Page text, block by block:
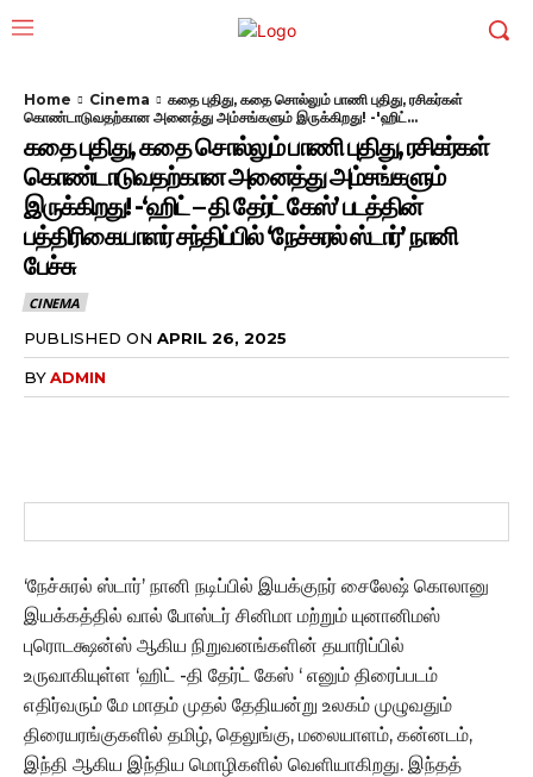
Home Cinema
கதை புதிது, கதை சொல்லும் பாணி புதிது, ரசிகர்கள்
கொண்டாடுவதற்கான அனைத்து அம்சங்களும் இருக்கிறது! -'ஹிட்...
கதை புதிது, கதை சொல்லும் பாணி புதிது, ரசிகர்கள்
கொண்டாடுவதற்கான அனைத்து அம்சங்களும்
இருக்கிறது! -‘ஹிட் – தி தேர்ட் கேஸ்’ படத்தின்
பத்திரிகையாளர் சந்திப்பில் ‘நேச்சுரல் ஸ்டார்’ நானி
பேச்சு
CINEMA
PUBLISHED ON APRIL 26, 2025
BYADMIN
‘நேச்சுரல் ஸ்டார்’ நானி நடிப்பில் இயக்குநர் சைலேஷ் கொலானு
இயக்கத்தில் வால் போஸ்டர் சினிமா மற்றும் யுனானிமஸ்
புரொடக்ஷன்ஸ் ஆகிய நிறுவனங்களின் தயாரிப்பில்
உருவாகியுள்ள ‘ஹிட் -தி தேர்ட் கேஸ் ‘ எனும் திரைப்படம்
எதிர்வரும் மே மாதம் முதல் தேதியன்று உலகம் முழுவதும்
திரையரங்குகளில் தமிழ், தெலுங்கு, மலையாளம், கன்னடம்,
இந்தி ஆகிய இந்திய மொழிகளில் வெளியாகிறது. இந்தத்